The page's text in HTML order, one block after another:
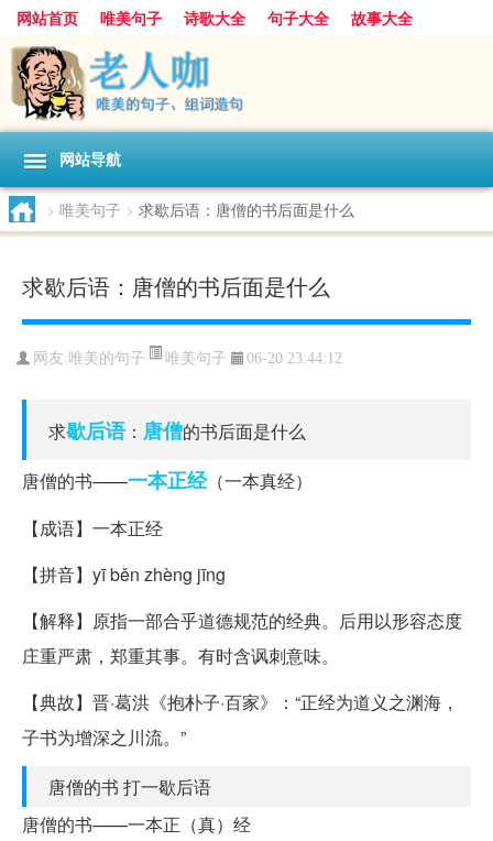
网站首页 唯美句子 诗歌大全 句子大全
故事大全
人生感悟
其他美文 美文欣赏
感人故事
句子分类
网站导航
> 唯美句子 > 求歇后语：唐僧的书后面是什么
求歇后语：唐僧的书后面是什么
网友: 唯美的句子 唯美句子 06-20 23:44:12
求歇后语： 唐僧的书后面是什么
唐僧的书——一本正经（一本真经）
【成语】一本正经
【拼音】yī běn zhèng jīng
【解释】原指一部合乎道德规范的经典。后用以形容态度
庄重严肃，郑重其事。有时含讽刺意味。
【典故】晋·葛洪《抱朴子·百家》：“正经为道义之渊海，
子书为增深之川流。”
唐僧的书 打一歇后语
唐僧的书——一本正（真）经